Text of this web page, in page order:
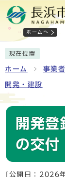
ホームへ
現在位置
ホーム 事業
開発・建設
開発登
の交付
[公開日：2026